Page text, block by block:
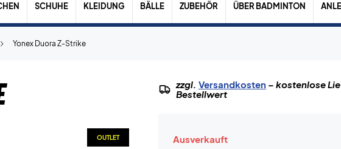
SCHUHE KLEIDUNG BÄLLE ZUBEHÖR ÜBER BADMINTON
Yonex Duora Z-Strike
OUTLET
zzgl. Versandkosten– kostenlose
Bestellwert
Ausverkauft